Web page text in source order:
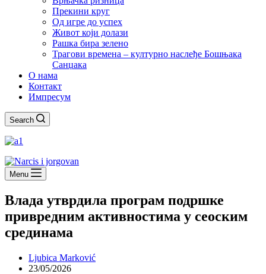
Прекини круг
Од игре до успех
Живот који долази
Рашка бира зелено
Трагови времена – културно наслеђе Бошњака
Санџака
О нама
Контакт
Импресум
Search
Menu
Влада утврдила програм подршке
привредним активностима у сеоским
срединама
Ljubica Marković
23/05/2026